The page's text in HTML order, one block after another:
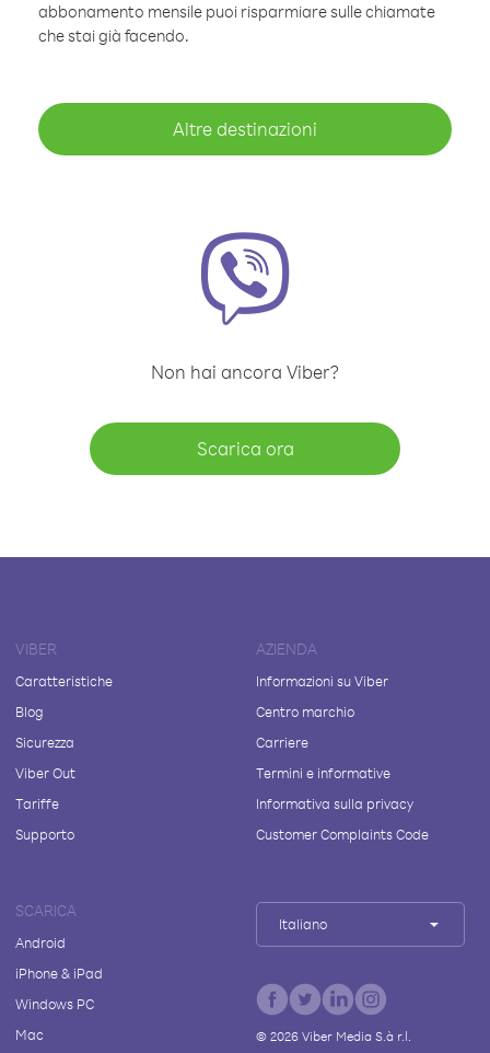
abbonamento mensile puoi risparmiare sulle chiamate
che stai già facendo.
Altre destinazioni
Non hai ancora Viber?
Scarica ora
VIBER
Caratteristiche
Blog
Sicurezza
Viber Out
Tariffe
Supporto
AZIENDA
Informazioni su Viber
Centro marchio
Carriere
Termini e informative
Informativa sulla privacy
Customer Complaints Code
SCARICA
Android
iPhone & iPad
Windows PC
Mac
Italiano
© 2026Viber Media S.à r.l.